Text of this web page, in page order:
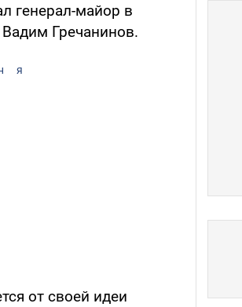
генерал-майор в
Вадим Гречанинов.
от своей идеи